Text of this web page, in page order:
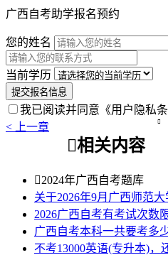
广西自考助学报名预约
您的姓名
当前学历
提交报名信息
我已阅读并同意 《用户隐私条
< 上一章

相关内容
2024年广西自考题库
关于2026年9月广西师范
2026广西自考有考试次数
广西自考本科一共要考多
不考13000英语(专升本)，